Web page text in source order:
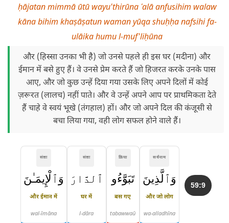
ḥājatan mimmā ūtū wayu'thirūna ʿalā anfusihim walaw
kāna bihim khaṣāṣatun waman yūqa shuḥḥa nafsihi fa-
ulāika humu l-muf'liḥūna
और (हिस्सा उनका भी है) जो उनसे पहले ही इस घर (मदीना) और
ईमान में बसे हुए हैं। वे उनसे प्रेम करते हैं जो हिजरत करके उनके पास
आए, और जो कुछ उन्हें दिया गया उसके लिए अपने दिलों में कोई
ज़रूरत (लालच) नहीं पाते। और वे उन्हें अपने आप पर प्राथमिकता देते
हैं चाहे वे स्वयं भूखे (तंगहाल) हों। और जो अपने दिल की कंजूसी से
बचा लिया गया, वही लोग सफल होने वाले हैं।
59:9
सर्वनाम
وَٱلَّذِينَ
और जो लोग
wa-alladhīna
क्रिया
تَبَوَّءُو
बस गए
tabawwaū
संज्ञा
ٱلدَّارَ
घर में
l-dāra
संज्ञा
وَٱلْإِيمَـٰنَ
और ईमान में
wal-īmāna